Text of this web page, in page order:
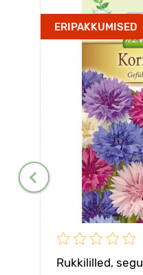
ERIPAKKUMISED
Rukkililled, segu